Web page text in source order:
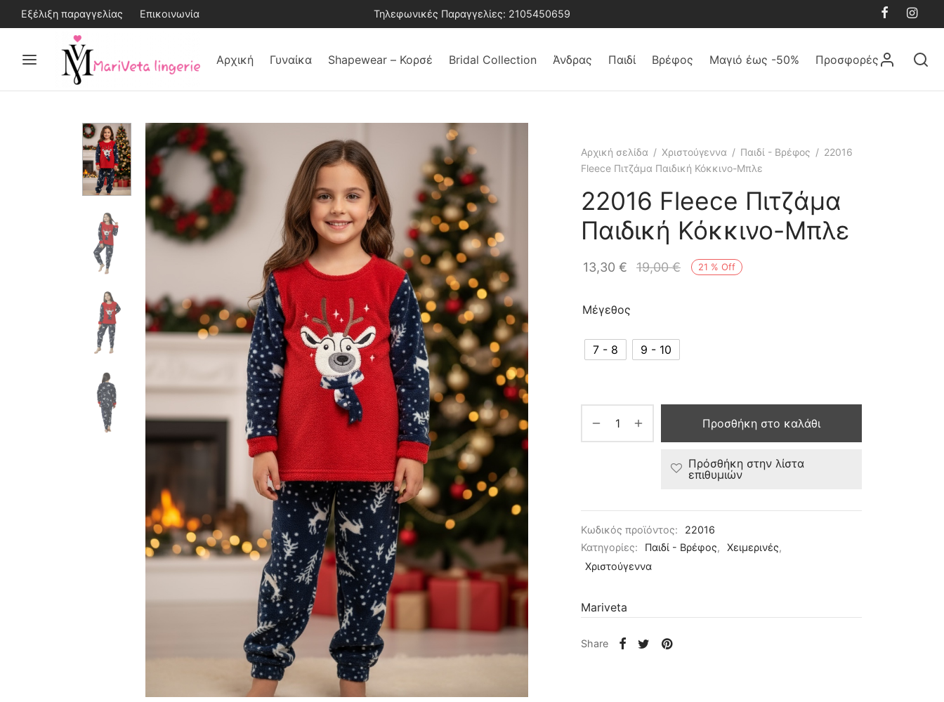
Εξέλιξη παραγγελίας Επικοινωνία Τηλεφωνικές Παραγγελίες: 2105450659
Αρχική Γυναίκα Shapewear – Κορσέ Bridal Collection Άνδρας Παιδί Βρέφος Μαγιό έως -50% Προσφορές
Αρχική σελίδα / Χριστούγεννα / Παιδί - Βρέφος / 22016
Fleece Πιτζάμα Παιδική Κόκκινο-Μπλε
22016 Fleece Πιτζάμα
Παιδική Κόκκινο-Μπλε
21 % Off
13,30 € 19,00€
Μέγεθος
7 - 8 9 - 10
Προσθήκη στο καλάθι
Πρόσθήκη στην λίστα
επιθυμιών
Κωδικός προϊόντος:
22016
Κατηγορίες:
Παιδί - Βρέφος, Χειμερινές,
Χριστούγεννα
Mariveta
Share